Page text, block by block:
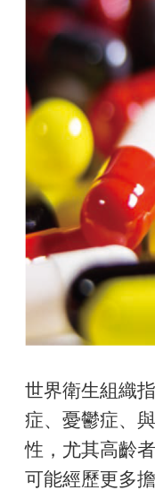
世界衛生組織
症、憂鬱症、
性，尤其高齡
可能經歷更多